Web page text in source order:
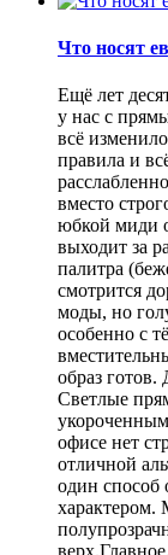
Что носят
Ещё лет
у нас с
всё
правила и
вместо
юбкой миди
выходит за
палитра
смотрится
моды, но
особенно с
образ
Светлые
офисе нет
отличной
один способ